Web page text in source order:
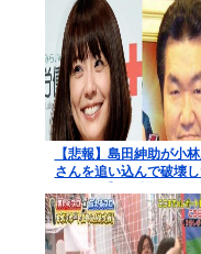
【悲報】島田紳助が小
さんを追い込んで破壊し
に･･････！！